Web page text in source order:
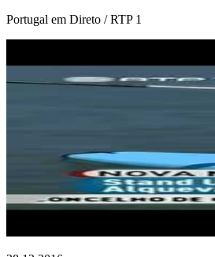
Portugal em Direto / RTP 1